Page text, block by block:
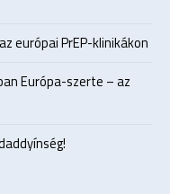
európai PrEP-klinikákon
Európa-szerte – az